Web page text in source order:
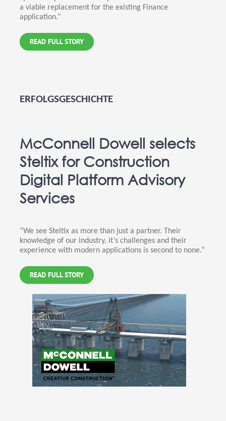
a viable replacement for the existing Finance
application.”
READ FULL STORY
ERFOLGSGESCHICHTE
McConnell Dowell selects
Steltix for Construction
Digital Platform Advisory
Services
“We see Steltix as more than just a partner. Their
knowledge of our industry, it’s challenges and their
experience with modern applications is second to none.”
READ FULL STORY